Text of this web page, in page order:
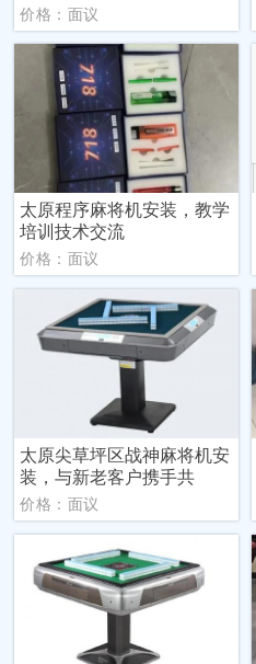
价格：面议
太原程序麻将机安装，教学
培训技术交流
价格：面议
太原尖草坪区战神麻将机安
装，与新老客户携手共
价格：面议